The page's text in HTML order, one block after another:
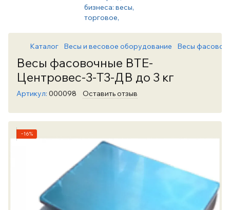
Каталог Весы и весовое оборудование Весы
Весы фасовочные ВТЕ-
Центровес-3-Т3-ДВ до 3 кг
Артикул: 000098 Оставить отзыв
−16%